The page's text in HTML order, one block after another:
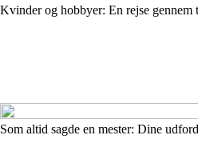
Kvinder og hobbyer: En rejse gennem
Som altid sagde en mester: Dine